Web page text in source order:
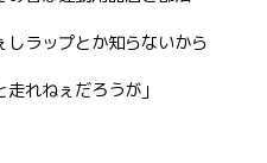
ップとか知らないから
ねぇだろうが」